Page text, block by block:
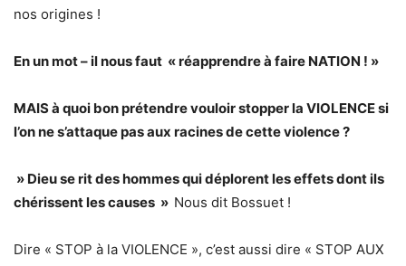
nos origines !
En un mot – il nous faut « réapprendre à faire NATION ! »
MAIS à quoi bon prétendre vouloir stopper la VIOLENCE si
l’on ne s’attaque pas aux racines de cette violence ?
» Dieu se rit des hommes qui déplorent les effets dont ils
chérissent les causes » Nous dit Bossuet !
Dire « STOP à la VIOLENCE », c’est aussi dire « STOP AUX